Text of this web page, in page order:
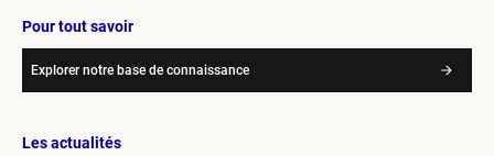
Pour tout savoir
Explorer notre base de connaissance
Les actualités